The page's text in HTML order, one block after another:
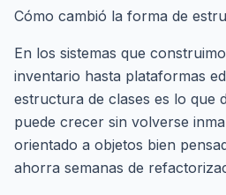
Cómo cambió la forma de
En los sistemas que
inventario hasta plataformas
estructura de clases es lo que
puede crecer sin volverse
orientado a objetos bien
ahorra semanas de